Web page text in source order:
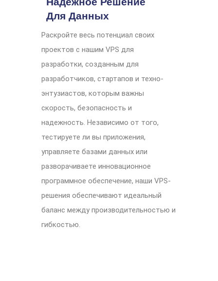
Для Данных
Раскройте весь потенциал своих
проектов с нашим VPS для
разработки, созданным для
разработчиков, стартапов и техно-
энтузиастов, которым важны
скорость, безопасность и
надежность. Независимо от того,
тестируете ли вы приложения,
управляете базами данных или
разворачиваете инновационное
программное обеспечение, наши VPS-
решения обеспечивают идеальный
баланс между производительностью и
гибкостью.